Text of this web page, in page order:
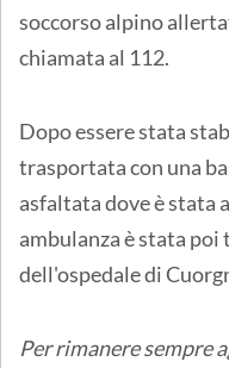
soccorso alpino
chiamata al 112.
Dopo essere stata
trasportata con una
asfaltata dove è stata
ambulanza è stata
dell'ospedale di
Per rimanere sempre